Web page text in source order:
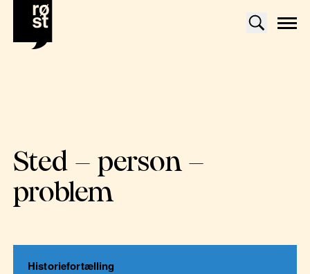
Sted – person –
problem
Historiefortælling